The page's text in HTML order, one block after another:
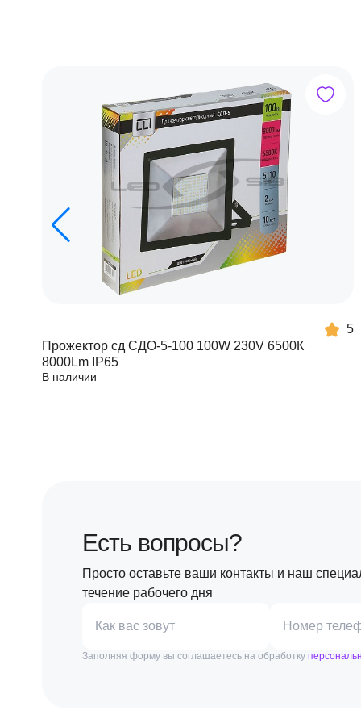
5
Прожектор сд СДО-5-100 100W 230V 6500К
8000Lm IP65
В наличии
Есть вопросы?
Просто оставьте ваши контакты и наш
течение рабочего дня
Как вас зовут Номер
Заполняя форму вы соглашаетесь на обработку